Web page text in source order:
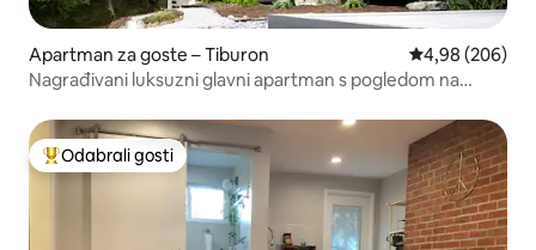
Apartman za goste – Tiburon Prosječna
4,98 (206)
Nagrađivani luksuzni glavni apartman s pogledom na
Među najviše rangiranima s oznakom „Odabrali gosti”
Odabrali gosti